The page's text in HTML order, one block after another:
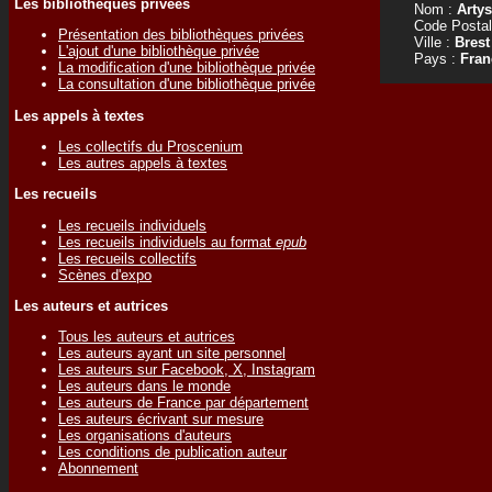
Les bibliothèques privées
Présentation des bibliothèques privées
L'ajout d'une bibliothèque privée
La modification d'une bibliothèque privée
La consultation d'une bibliothèque privée
Les appels à textes
Les collectifs du Proscenium
Les autres appels à textes
Les recueils
Les recueils individuels
Les recueils individuels au format epub
Les recueils collectifs
Scènes d'expo
Les auteurs et autrices
Tous les auteurs et autrices
Les auteurs ayant un site personnel
Les auteurs sur Facebook, X, Instagram
Les auteurs dans le monde
Les auteurs de France par département
Les auteurs écrivant sur mesure
Les organisations d'auteurs
Les conditions de publication auteur
Abonnement
Nom :
Code
Ville : Brest
Pays :